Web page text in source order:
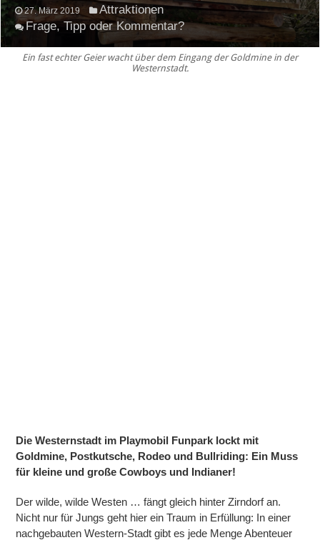
27. März 2019
Attraktionen
Frage, Tipp oder Kommentar?
Ein fast echter Geier wacht über dem Eingang der Goldmine in der
Westernstadt.
Die Westernstadt im Playmobil Funpark lockt mit
Goldmine, Postkutsche, Rodeo und Bullriding: Ein Muss
für kleine und große Cowboys und Indianer!
Der wilde, wilde Westen … fängt gleich hinter Zirndorf an.
Nicht nur für Jungs geht hier ein Traum in Erfüllung: In einer
nachgebauten Western-Stadt gibt es jede Menge Abenteuer